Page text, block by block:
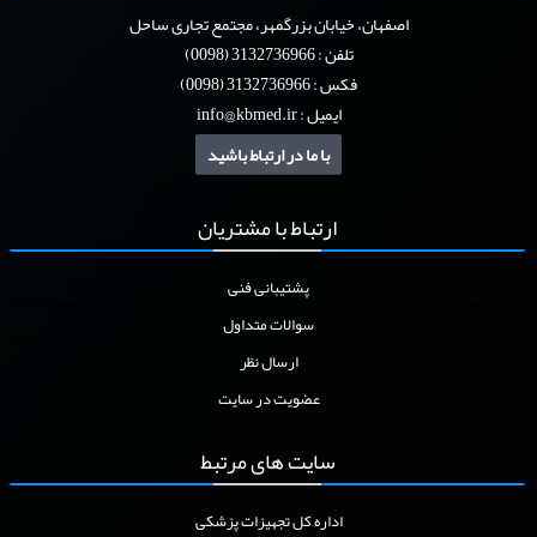
پروکتوسکوپاصفهان، خیابان بزرگمهر، مجتمع تجاری ساحل
تلفن : 3132736966 (0098)
فکس : 3132736966 (0098)
ایمیل :info@kbmed.ir
با ما در ارتباط باشید
ارتباطبا مشتریان
پشتیبانی فنی
سوالات متداول
ارسال نظر
عضویت در سایت
سایتهای مرتبط
اداره کل تجهیزات پزشکی